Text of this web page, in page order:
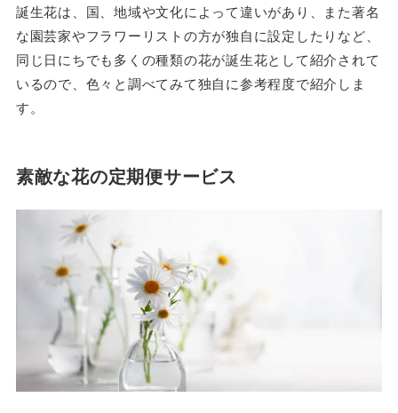
誕生花は、国、地域や文化によって違いがあり、また著名
な園芸家やフラワーリストの方が独自に設定したりなど、
同じ日にちでも多くの種類の花が誕生花として紹介されて
いるので、色々と調べてみて独自に参考程度で紹介しま
す。
素敵な花の定期便サービス